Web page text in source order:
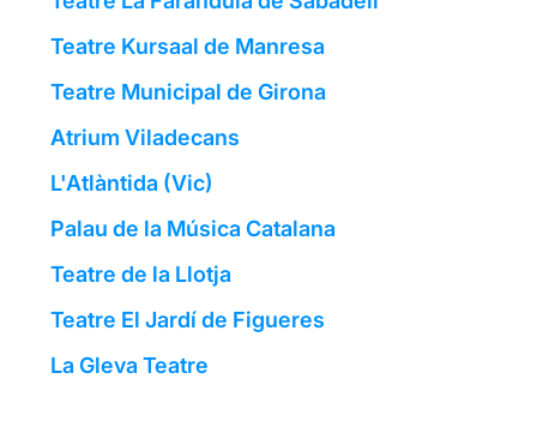
Teatre Kursaal de Manresa
Teatre Municipal de Girona
Atrium Viladecans
L'Atlàntida (Vic)
Palau de la Música Catalana
Teatre de la Llotja
Teatre El Jardí de Figueres
La Gleva Teatre